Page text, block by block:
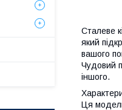
Сталеве
який
вашого
Чудовий
іншого.
Ця